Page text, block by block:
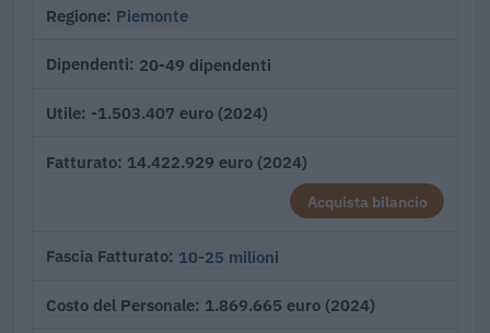
Regione Piemonte
Dipendenti 20-49 dipendenti
Utile -1.503.407 euro (2024)
Fatturato 14.422.929 euro (2024)
Acquista bilancio
Fascia Fatturato 10-25 milioni
Costo del Personale 1.869.665 euro (2024)